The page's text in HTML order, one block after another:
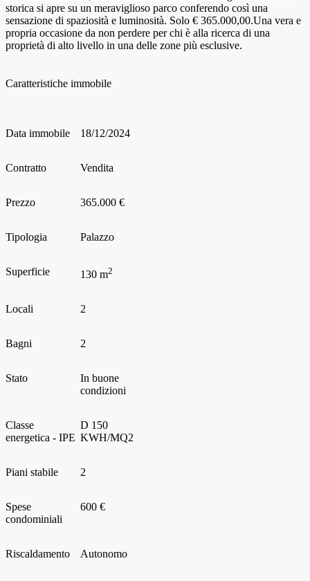
storica si apre su un meraviglioso parco conferendo così una
sensazione di spaziosità e luminosità. Solo € 365.000,00.Una vera e
propria occasione da non perdere per chi è alla ricerca di una
proprietà di alto livello in una delle zone più esclusive.
Caratteristiche immobile
Data immobile 18/12/2024
Contratto Vendita
Prezzo 365.000 €
Tipologia Palazzo
Superficie 130 m2
Locali 2
Bagni 2
Stato
In buone
condizioni
Classe
energetica - IPE
D 150
KWH/MQ2
Piani stabile 2
Spese
condominiali
600 €
Riscaldamento Autonomo